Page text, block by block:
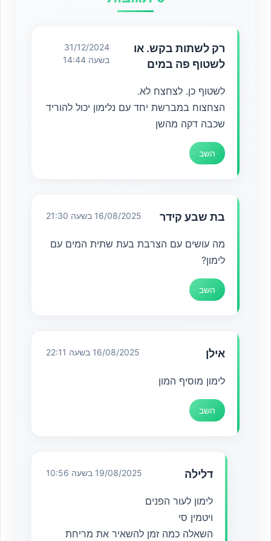
רק לשתות בקש. או
לשטוף פה במים
31/12/2024
בשעה 14:44
לשטוף כן. לצחצח לא.
הצחצוח במברשת יחד עם נלימון יכול להוריד
שכבה דקה מהשן
השב
בת שבע קידר 16/08/2025 בשעה 21:30
מה עושים עם הצרבת בעת שתית המים עם
לימון?
השב
אילן 16/08/2025 בשעה 22:11
לימון מוסיף המון
השב
דלילה 19/08/2025 בשעה 10:56
לימון לעור הפנים
ויטמין סי
השאלה כמה זמן להשאיר את מריחת